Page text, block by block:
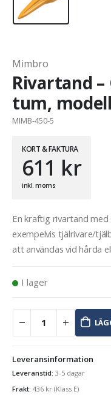
Mimbro
Rivartand –
tum,
MIMB-450-5
KORT & FAKTURA
611 kr
inkl. moms
En kraftig rivartand
exempelvis tjälrivare/
att användas vid hårda
I lager
Leveransinformation
Leveranstid: 3-5 dagar
Frakt: 436 kr (Klass E)